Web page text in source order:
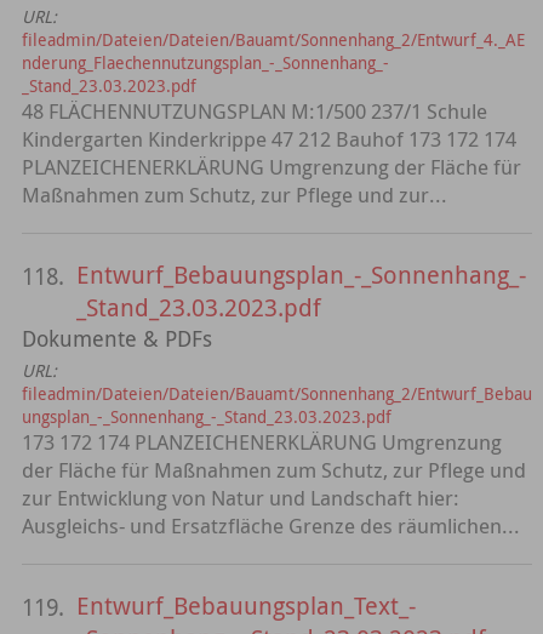
URL:
fileadmin/Dateien/Dateien/Bauamt/Sonnenhang_2/Entwurf_4._AE
nderung_Flaechennutzungsplan_-_Sonnenhang_-
_Stand_23.03.2023.pdf
48 FLÄCHENNUTZUNGSPLAN M:1/500 237/1 Schule
Kindergarten Kinderkrippe 47 212 Bauhof 173 172 174
PLANZEICHENERKLÄRUNG Umgrenzung der Fläche für
Maßnahmen zum Schutz, zur Pflege und zur...
118. Entwurf_Bebauungsplan_-_Sonnenhang_-
_Stand_23.03.2023.pdf
Dokumente & PDFs
URL:
fileadmin/Dateien/Dateien/Bauamt/Sonnenhang_2/Entwurf_Bebau
ungsplan_-_Sonnenhang_-_Stand_23.03.2023.pdf
173 172 174 PLANZEICHENERKLÄRUNG Umgrenzung
der Fläche für Maßnahmen zum Schutz, zur Pflege und
zur Entwicklung von Natur und Landschaft hier:
Ausgleichs- und Ersatzfläche Grenze des räumlichen...
119. Entwurf_Bebauungsplan_Text_-